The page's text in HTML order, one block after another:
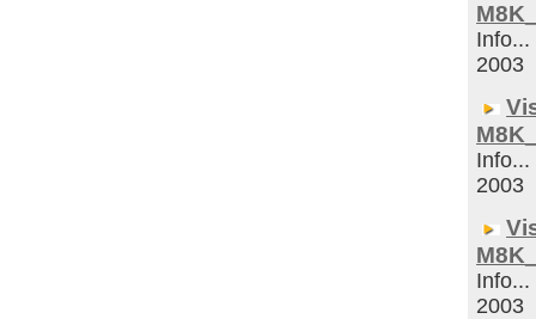
Info...
2003
Info...
2003
Info...
2003